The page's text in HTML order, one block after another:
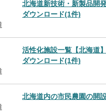
北海道新技術・新製品開
ダウンロード(1件)
活性化施設一覧【北海道】
ダウンロード(1件)
北海道内の市民農園の開